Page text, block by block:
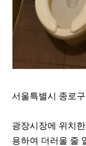
서울특별시 종로
광장시장에 위치
용하여 더러울 줄